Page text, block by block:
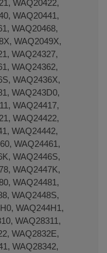
WAQ20422,
WAQ20441,
WAQ20468,
WAQ2049X,
WAQ24327,
WAQ24362,
WAQ2436X,
WAQ243D0,
WAQ24417,
WAQ24422,
WAQ24442,
WAQ24461,
WAQ2446S,
WAQ2447K,
WAQ24481,
WAQ2448S,
WAQ244H1,
WAQ28311,
WAQ2832E,
WAQ28342,